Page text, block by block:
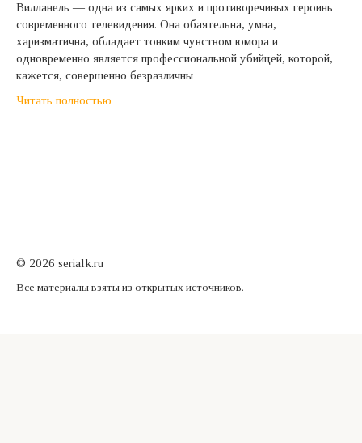
Вилланель — одна из самых ярких и противоречивых героинь
современного телевидения. Она обаятельна, умна,
харизматична, обладает тонким чувством юмора и
одновременно является профессиональной убийцей, которой,
кажется, совершенно безразличны
Читать полностью
© 2026 serialk.ru
Все материалы взяты из открытых источников.